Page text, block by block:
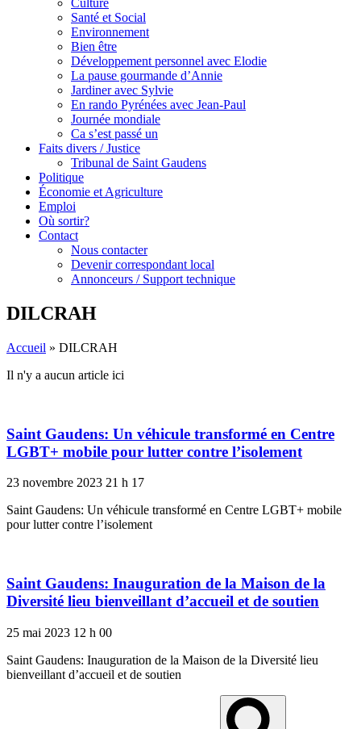
Culture
Santé et Social
Environnement
Bien être
Développement personnel avec Elodie
La pause gourmande d’Annie
Jardiner avec Sylvie
En rando Pyrénées avec Jean-Paul
Journée mondiale
Ca s’est passé un
Faits divers / Justice
Tribunal de Saint Gaudens
Politique
Économie et Agriculture
Emploi
Où sortir?
Contact
Nous contacter
Devenir correspondant local
Annonceurs / Support technique
DILCRAH
Accueil » DILCRAH
Il n'y a aucun article ici
Saint Gaudens: Un véhicule transformé en Centre
LGBT+ mobile pour lutter contre l’isolement
23 novembre 2023 21 h 17
Saint Gaudens: Un véhicule transformé en Centre LGBT+ mobile
pour lutter contre l’isolement
Saint Gaudens: Inauguration de la Maison de la
Diversité lieu bienveillant d’accueil et de soutien
25 mai 2023 12 h 00
Saint Gaudens: Inauguration de la Maison de la Diversité lieu
bienveillant d’accueil et de soutien